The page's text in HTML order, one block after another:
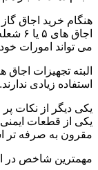
هنگام خرید اجاق
می تواند امورات خود
البته تجهیزات
استفاده زیادی ندارند.
یکی دیگر از نکات
یکی از قطعات
مقرون به صرفه تر
مهمترین شاخص در